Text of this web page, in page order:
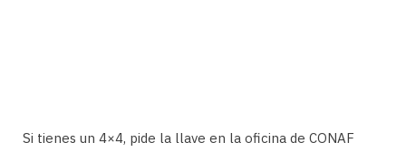
Si tienes un 4×4, pide la llave en la oficina de CONAF